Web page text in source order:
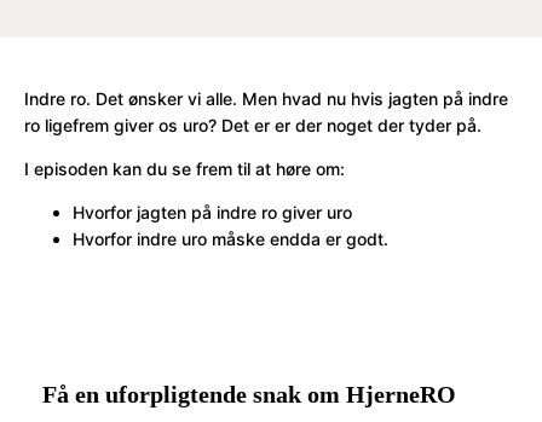
Indre ro. Det ønsker vi alle. Men hvad nu hvis jagten på indre
ro ligefrem giver os uro? Det er er der noget der tyder på.
I episoden kan du se frem til at høre om:
Hvorfor jagten på indre ro giver uro
Hvorfor indre uro måske endda er godt.
Få en uforpligtende snak om HjerneRO